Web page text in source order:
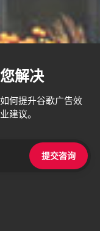
解决
何提升谷歌广告效
建议。
提交咨询